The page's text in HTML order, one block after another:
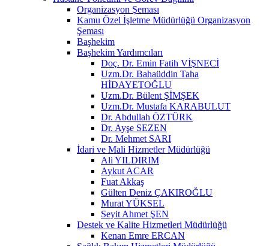
Organizasyon Şeması
Kamu Özel İşletme Müdürlüğü Organizasyon
Şeması
Başhekim
Başhekim Yardımcıları
Doç. Dr. Emin Fatih VİŞNECİ
Uzm.Dr. Bahaüddin Taha
HİDAYETOĞLU
Uzm.Dr. Bülent ŞİMŞEK
Uzm.Dr. Mustafa KARABULUT
Dr. Abdullah ÖZTÜRK
Dr. Ayşe SEZEN
Dr. Mehmet SARI
İdari ve Mali Hizmetler Müdürlüğü
Ali YILDIRIM
Aykut ACAR
Fuat Akkaş
Gülten Deniz ÇAKIROĞLU
Murat YÜKSEL
Seyit Ahmet ŞEN
Destek ve Kalite Hizmetleri Müdürlüğü
Kenan Emre ERCAN